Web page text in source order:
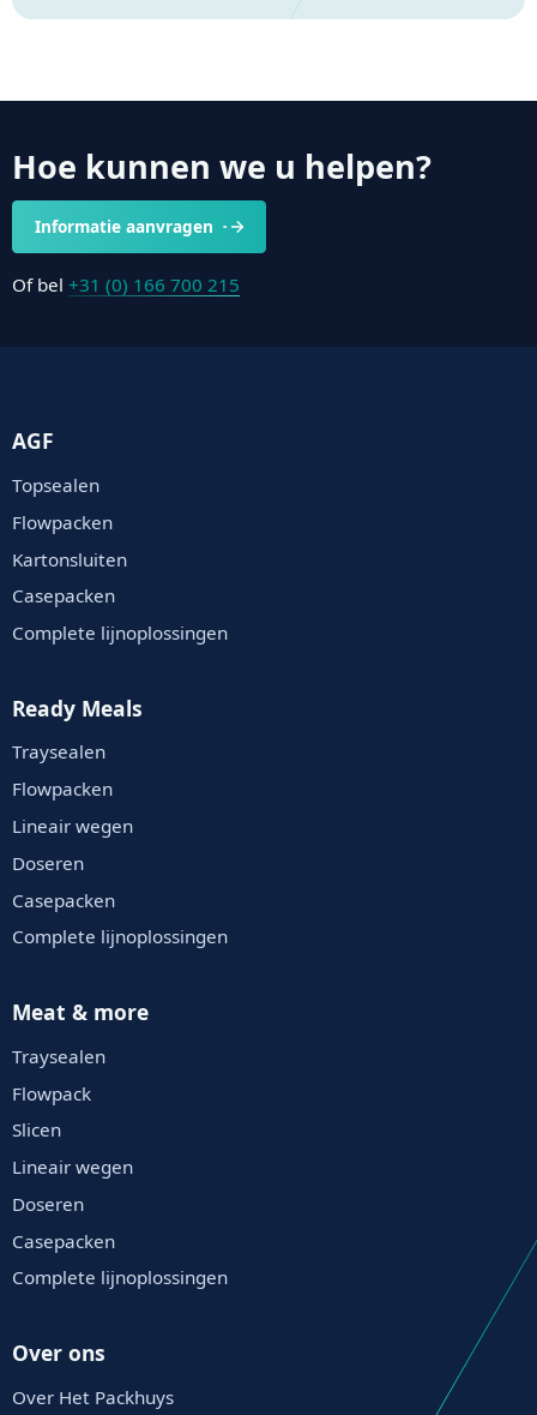
Hoe kunnen we u helpen?
Informatie aanvragen
Of bel +31 (0) 166 700 215
AGF
Topsealen
Flowpacken
Kartonsluiten
Casepacken
Complete lijnoplossingen
Ready Meals
Traysealen
Flowpacken
Lineair wegen
Doseren
Casepacken
Complete lijnoplossingen
Meat & more
Traysealen
Flowpack
Slicen
Lineair wegen
Doseren
Casepacken
Complete lijnoplossingen
Over ons
Over Het Packhuys